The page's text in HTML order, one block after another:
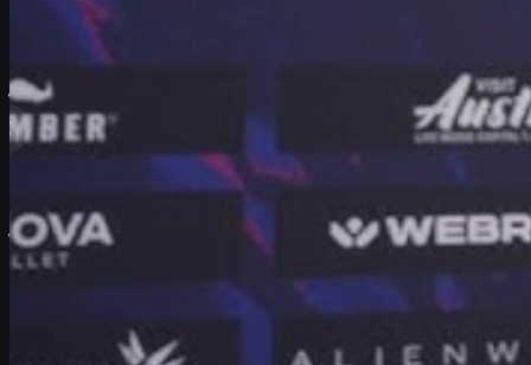
กับ
เข้าสู่รอบ Playoffs ของ
แชมป์ไปแล้วถึง 5 รายการในปีเดียว แถมยังเก็บ
ESL Grand Slam
ได้เรียบร้อย ทำให้หลายคนมองว่า Vitality คือทีมที่ใกล้คำว่า "ยุค
ทอง" มากที่สุดทีมหนึ่งในประวัติศาสตร์เกมนี้.
ทุกอย่างไม่เคยง่ายเหมือนเดิม และนี่คือประเด็น
สำคัญของบทความนี้:
แม้ทีมที่ดูเหนือกว่าทุกคนจะยังต้องสั่น
ไหวเมื่อเจอกับแรงกดดันระดับสูงสุด
. บทสัมภาษณ์นี้สะท้อนให้
เห็นทั้งด้านเมนทัล การเตรียมทีม และการมองเกมในภาพใหญ่
เราจะพาเจาะลึกว่า: